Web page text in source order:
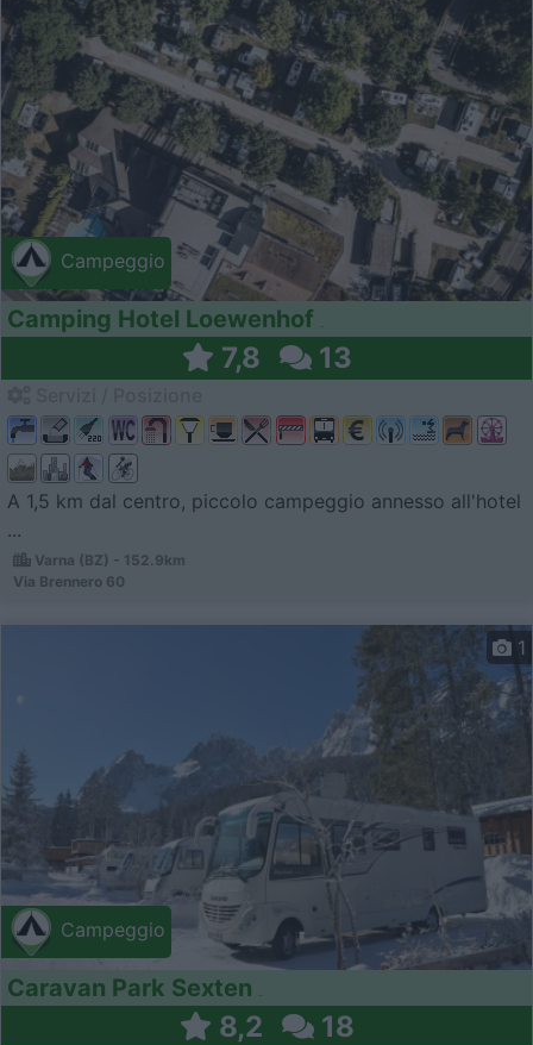
Campeggio
Camping Hotel Loewenhof
7,8 13
A 1,5 km dal centro, piccolo campeggio annesso all'hotel
...
Varna (BZ) - 152.9km
Via Brennero 60
Campeggio
1
Caravan Park Sexten
8,2 18